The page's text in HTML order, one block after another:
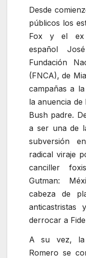
Desde
públicos los
Fox y el ex
español
Fundación
(FNCA), de
campañas a
la anuencia de
Bush padre.
a ser una de
subversión
radical viraje
canciller
Gutman:
cabeza de
derrocar a
A su vez, la
Romero se